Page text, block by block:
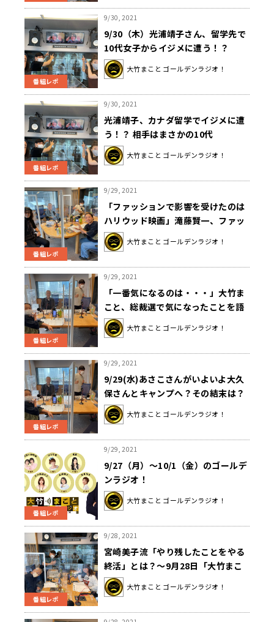
番組レポ
9/30, 2021
9/30（木）光浦靖子さん、留学先で
10代女子からイジメに遭う！？
大竹まこと ゴールデンラジオ！
番組レポ
9/30, 2021
光浦靖子、カナダ留学でイジメに遭
う！？ 相手はまさかの10代
大竹まこと ゴールデンラジオ！
番組レポ
9/29, 2021
「ファッションで影響を受けたのは
ハリウッド映画」滝藤賢一、ファッ
ションのルーツを語る〜9月29日
「大竹まこと ゴールデンラジオ」
大竹まこと ゴールデンラジオ！
番組レポ
9/29, 2021
「一番気になるのは・・・」大竹ま
こと、総裁選で気になったことを語
る〜9月29日「大竹まこと ゴールデ
ンラジオ」
大竹まこと ゴールデンラジオ！
番組レポ
9/29, 2021
9/29(水)あさこさんがいよいよ大久
保さんとキャンプへ？その結末は？
大竹まこと ゴールデンラジオ！
番組レポ
9/29, 2021
9/27（月）～10/1（金）のゴールデ
ンラジオ！
大竹まこと ゴールデンラジオ！
番組レポ
9/28, 2021
宮崎美子流「やり残したことをやる
終活」とは？～9月28日「大竹まこ
と ゴールデンラジオ」
大竹まこと ゴールデンラジオ！